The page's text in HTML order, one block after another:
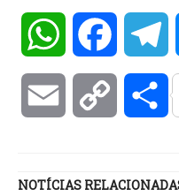
WhatsApp
Email Copy
NOTÍCIAS